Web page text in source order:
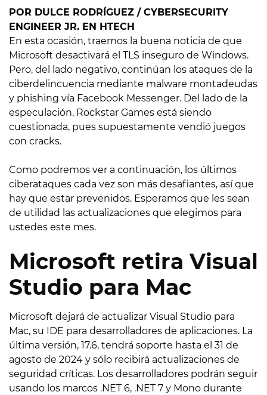
POR DULCE RODRÍGUEZ / CYBERSECURITY
ENGINEER JR. EN HTECH
En esta ocasión, traemos la buena noticia de que
Microsoft desactivará el TLS inseguro de Windows.
Pero, del lado negativo, continúan los ataques de la
ciberdelincuencia mediante malware montadeudas
y phishing vía Facebook Messenger. Del lado de la
especulación, Rockstar Games está siendo
cuestionada, pues supuestamente vendió juegos
con cracks.
Como podremos ver a continuación, los últimos
ciberataques cada vez son más desafiantes, así que
hay que estar prevenidos. Esperamos que les sean
de utilidad las actualizaciones que elegimos para
ustedes este mes.
Microsoft retira Visual
Studio para Mac
Microsoft dejará de actualizar Visual Studio para
Mac, su IDE para desarrolladores de aplicaciones. La
última versión, 17.6, tendrá soporte hasta el 31 de
agosto de 2024 y sólo recibirá actualizaciones de
seguridad críticas. Los desarrolladores podrán seguir
usando los marcos .NET 6, .NET 7 y Mono durante